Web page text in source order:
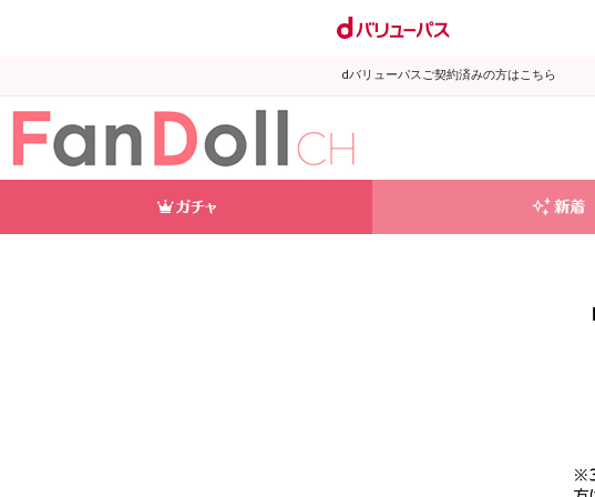
dバリューパスご契約済みの方はこちら